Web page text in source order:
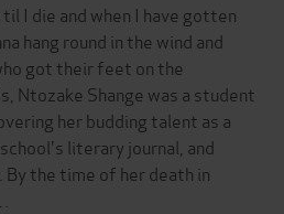
I die and when I have gotten
hang round in the wind and
got their feet on the
Ntozake Shange was a student
her budding talent as a
literary journal, and
By the time of her death in